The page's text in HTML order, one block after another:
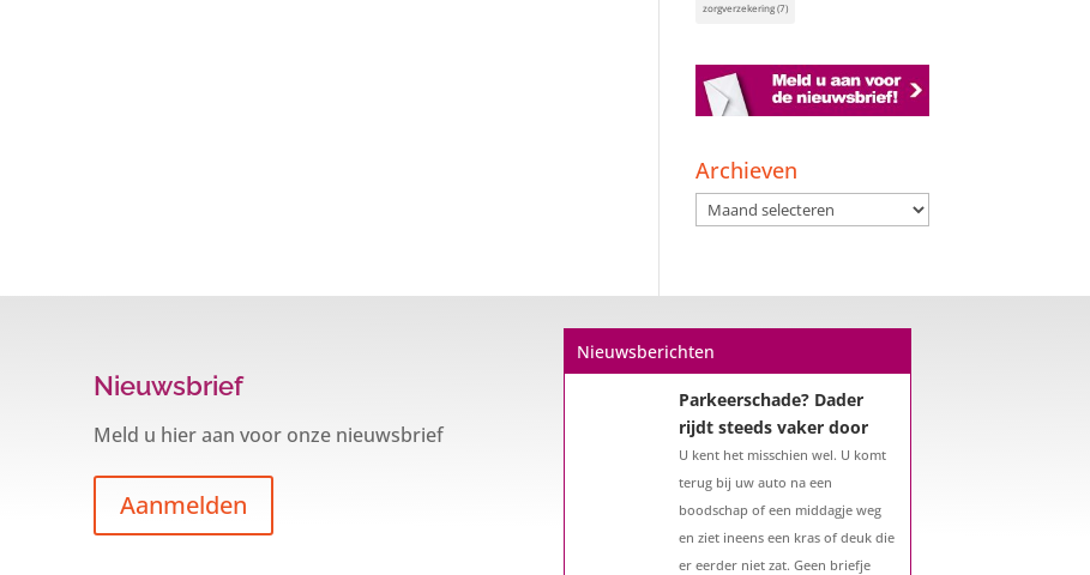
zorgverzekering(7)
Archieven
Archieven
Nieuwsbrief
Meld u hier aan voor onze nieuwsbrief
Aanmelden
Nieuwsberichten
Een hypotheek na uw
mogelijkheden
De woningmarkt is nog steeds in
beweging. Misschien denkt u na
hypotheek als u 57 jaar of ouder
bent?...
Parkeerschade? Dader
rijdt steeds vaker door
U kent het misschien wel. U komt
terug bij uw auto na een
boodschap of een middagje weg
en ziet ineens een kras of deuk die
er eerder niet zat. Geen briefje